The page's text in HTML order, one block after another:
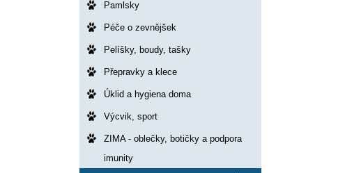
Pamlsky
Péče o zevnějšek
Pelíšky, boudy, tašky
Přepravky a klece
Úklid a hygiena doma
Výcvik, sport
ZIMA - oblečky, botičky a podpora
imunity